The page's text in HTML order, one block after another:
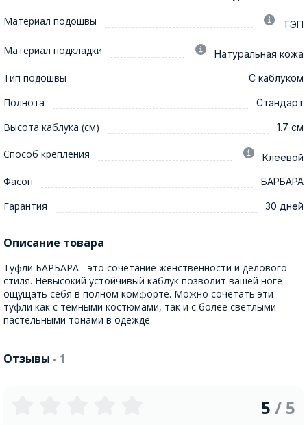
Материал подошвы ТЭП
Материал подкладки Натуральная кожа
Тип подошвы С каблуком
Полнота Стандарт
Высота каблука (см) 1.7 см
Способ крепления Клеевой
Фасон БАРБАРА
Гарантия 30 дней
Описание товара
Туфли БАРБАРА - это сочетание женственности и делового
стиля. Невысокий устойчивый каблук позволит вашей ноге
ощущать себя в полном комфорте. Можно сочетать эти
туфли как с темными костюмами, так и с более светлыми
пастельными тонами в одежде.
Отзывы - 1
5 / 5